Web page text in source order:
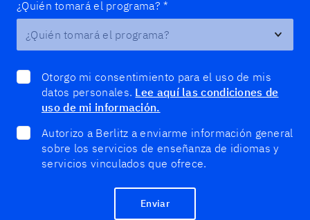
¿Quién tomará el programa? *
Otorgo mi consentimiento para el uso de mis
datos personales. Lee aquí las condiciones de
uso de mi información.
Autorizo a Berlitz a enviarme información general
sobre los servicios de enseñanza de idiomas y
servicios vinculados que ofrece.
Enviar